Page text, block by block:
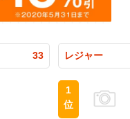
33 レジャー
1
位